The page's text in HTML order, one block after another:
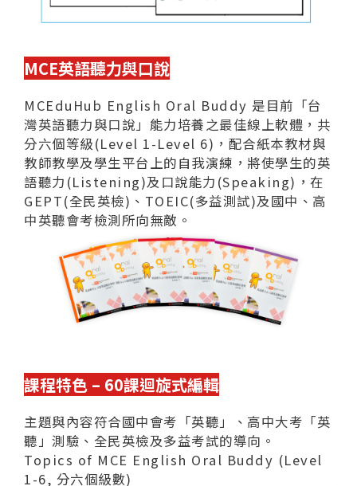
MCE英語聽力與口說
MCEduHub English Oral Buddy 是目前「台
灣英語聽力與口說」能力培養之最佳線上軟體，共
分六個等級(Level 1-Level 6)，配合紙本教材與
教師教學及學生平台上的自我演練，將使學生的英
語聽力(Listening)及口說能力(Speaking)，在
GEPT(全民英檢)、TOEIC(多益測試)及國中、高
中英聽會考檢測所向無敵。
課程特色 – 60課迴旋式編輯
主題與內容符合國中會考「英聽」、高中大考「英
聽」測驗、全民英檢及多益考試的導向。
Topics of MCE English Oral Buddy (Level
1-6, 分六個級數)